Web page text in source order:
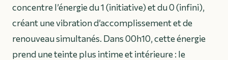
concentre l’énergie du 1 (initiative) et du 0 (infini),
créant une vibration d’accomplissement et de
renouveau simultanés. Dans 00h10, cette énergie
prend une teinte plus intime et intérieure : le